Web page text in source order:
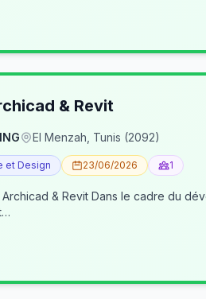
& Revit
El Menzah, Tunis (2092)
et Design 23/06/2026 1
BIM, nous recherchons un(e) BIM